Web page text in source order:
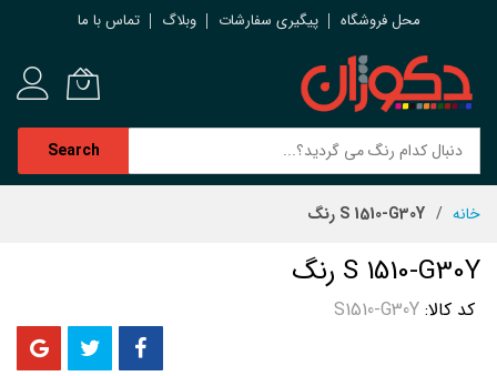
محل فروشگاه پیگیری سفارشات وبلاگ تماس با ما
Search
خانه S 1510-G30Y رنگ
S 1510-G30Y رنگ
کد کالا S1510-G30Y